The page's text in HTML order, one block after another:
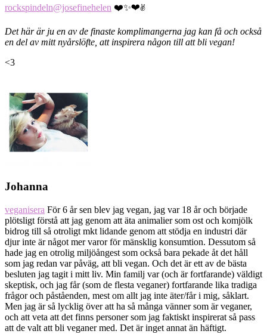
rockspindeln@josefinehelen ❤️✨‍❤️‍✌
Det här är ju en av de finaste komplimangerna jag kan få och också
en del av mitt nyårslöfte, att inspirera någon till att bli vegan!
<3
Johanna
veganisera För 6 år sen blev jag vegan, jag var 18 år och började
plötsligt förstå att jag genom att äta animalier som ost och komjölk
bidrog till så otroligt mkt lidande genom att stödja en industri där
djur inte är något mer varor för mänsklig konsumtion. Dessutom så
hade jag en otrolig miljöångest som också bara pekade åt det håll
som jag redan var påväg, att bli vegan. Och det är ett av de bästa
besluten jag tagit i mitt liv. Min familj var (och är fortfarande) väldigt
skeptisk, och jag får (som de flesta veganer) fortfarande lika tradiga
frågor och påståenden, mest om allt jag inte äter/får i mig, såklart.
Men jag är så lycklig över att ha så många vänner som är veganer,
och att veta att det finns personer som jag faktiskt inspirerat så pass
att de valt att bli veganer med. Det är inget annat än häftigt.